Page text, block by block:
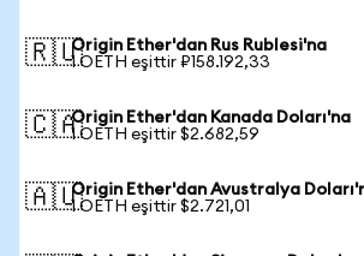
🇷🇺Origin Ether'dan Rus Rublesi'na
1 OETH eşittir ₽158.192,33
🇨🇦Origin Ether'dan Kanada Doları'na
1 OETH eşittir $2.682,59
🇦🇺Origin Ether'dan Avustralya
1 OETH eşittir $2.721,01